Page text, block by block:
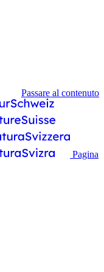
Passare al contenuto
Pagina